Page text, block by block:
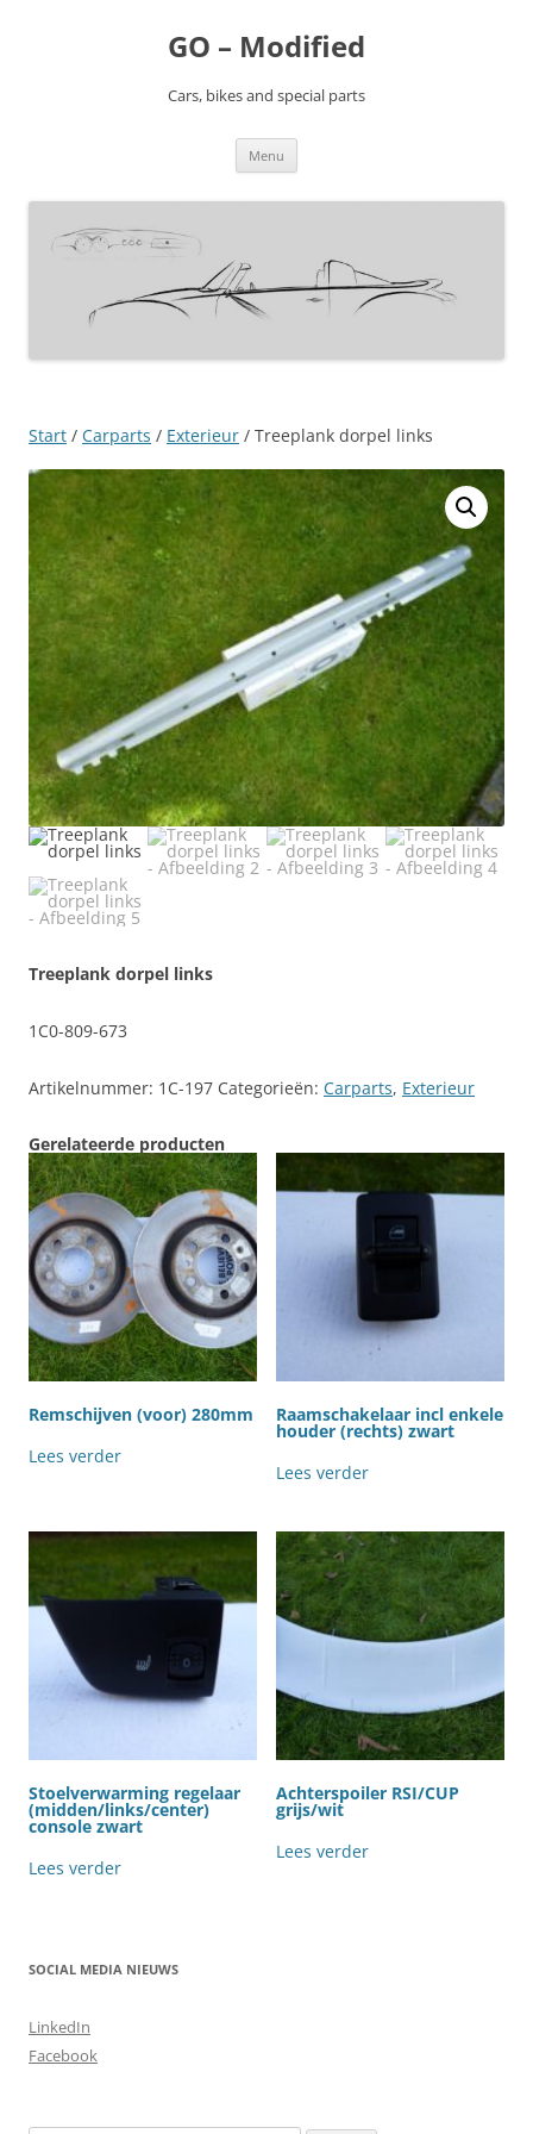
GO – Modified
Cars, bikes and special parts
Menu
Start / Carparts / Exterieur / Treeplank dorpel links
Treeplank dorpel links
1C0-809-673
Artikelnummer: 1C-197 Categorieën: Carparts, Exterieur
Gerelateerde producten
Remschijven (voor) 280mm
Lees verder
Raamschakelaar incl enkele
houder (rechts) zwart
Lees verder
Stoelverwarming regelaar
(midden/links/center)
console zwart
Lees verder
Achterspoiler RSI/CUP
grijs/wit
Lees verder
SOCIAL MEDIA NIEUWS
LinkedIn
Facebook